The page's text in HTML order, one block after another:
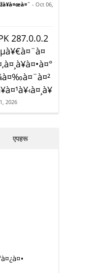
- Oct 06,
287.0.0.2
2026
एपहरू